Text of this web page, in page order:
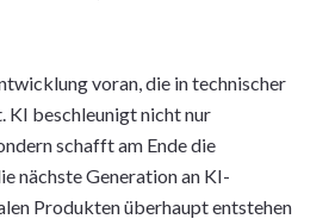
voran, die in technischer
KI beschleunigt nicht nur
schafft am Ende die
nächste Generation an KI-
Produkten überhaupt entstehen